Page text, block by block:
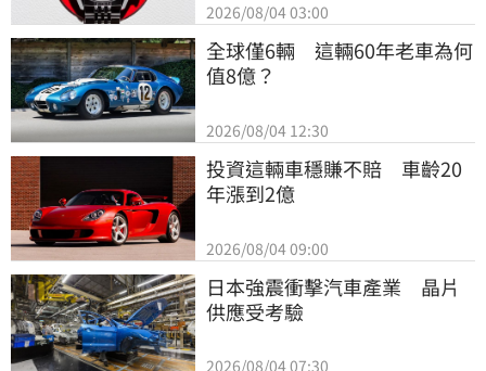
2026/08/04 03:00
全球僅6輛　這輛60年老車為何
值8億？
2026/08/04 12:30
投資這輛車穩賺不賠　車齡20
年漲到2億
2026/08/04 09:00
日本強震衝擊汽車產業　晶片
供應受考驗
2026/08/04 07:30